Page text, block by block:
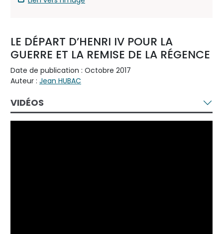
LE DÉPART D’HENRI IV POUR LA
GUERRE ET LA REMISE DE LA RÉGENCE
Date de publication : Octobre 2017
Auteur : Jean HUBAC
VIDÉOS